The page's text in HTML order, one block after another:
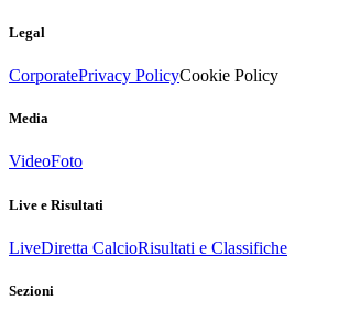
Legal
CorporatePrivacy PolicyCookie Policy
Media
VideoFoto
Live e Risultati
LiveDiretta CalcioRisultati e Classifiche
Sezioni